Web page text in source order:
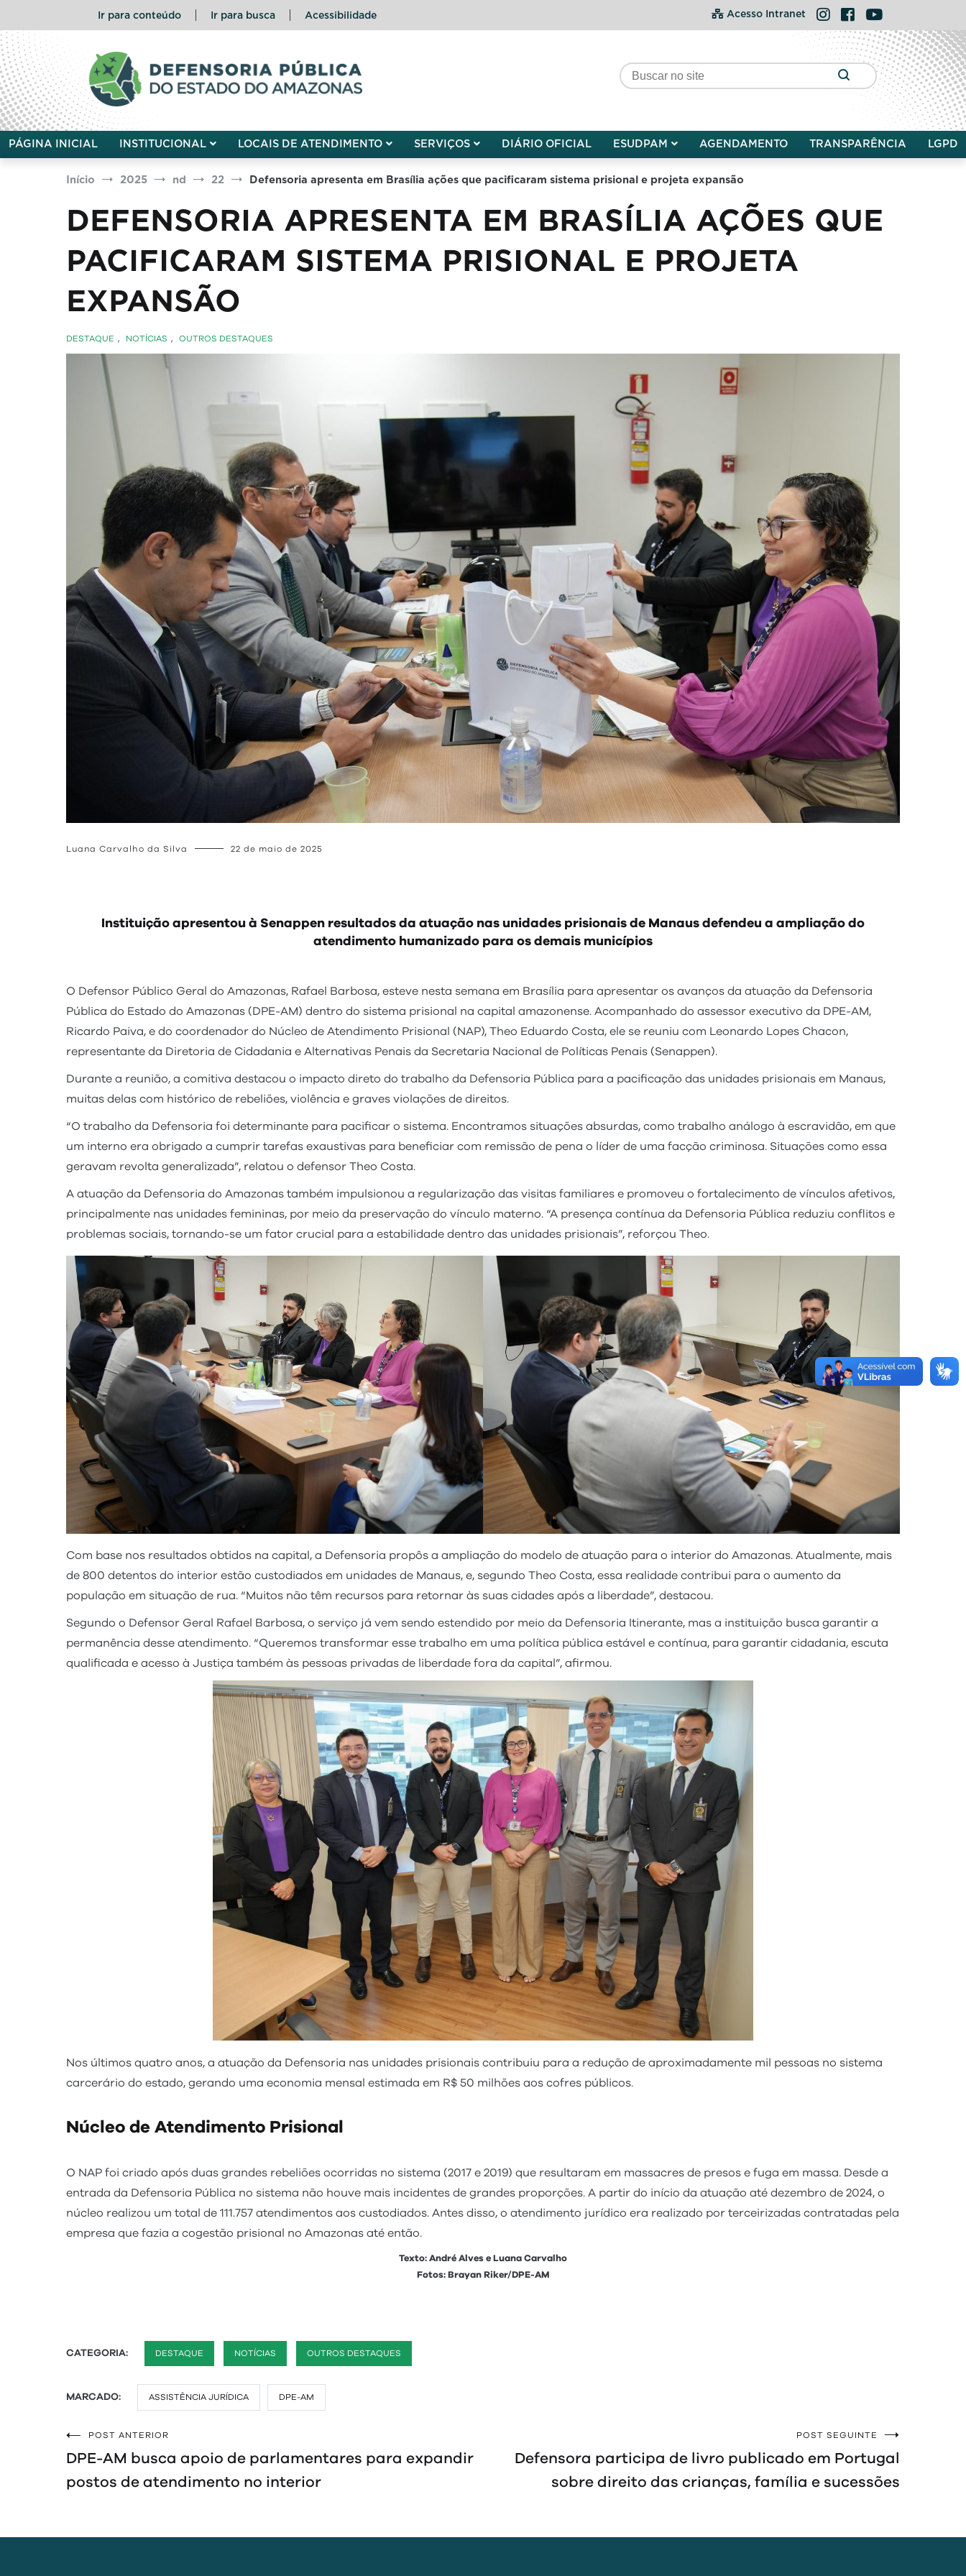
o
conteúdo
Ir para conteúdo Ir para busca Acessibilidade Acesso Intranet Instagram
FacebookYouTube
Defensoria Pública do Estado do Amazonas
PÁGINA INICIAL INSTITUCIONAL LOCAIS DE ATENDIMENTO SERVIÇOS DIÁRIO OFICIAL ESUDPAM AGENDAMENTO TRANSPARÊNCIA LGPD
Início 2025 nd 22 Defensoria apresenta em Brasília ações que pacificaram sistema prisional e projeta expansão
DEFENSORIA APRESENTA EM BRASÍLIA AÇÕES QUE
PACIFICARAM SISTEMA PRISIONAL E PROJETA
EXPANSÃO
DESTAQUE , NOTÍCIAS , OUTROS DESTAQUES
Luana Carvalho da Silva 22 de maio de 2025
Instituição apresentou à Senappen resultados da atuação nas unidades prisionais de Manaus defendeu a ampliação do
atendimento humanizado para os demais municípios
O Defensor Público Geral do Amazonas, Rafael Barbosa, esteve nesta semana em Brasília para apresentar os avanços da atuação da Defensoria
Pública do Estado do Amazonas (DPE-AM) dentro do sistema prisional na capital amazonense. Acompanhado do assessor executivo da DPE-AM,
Ricardo Paiva, e do coordenador do Núcleo de Atendimento Prisional (NAP), Theo Eduardo Costa, ele se reuniu com Leonardo Lopes Chacon,
representante da Diretoria de Cidadania e Alternativas Penais da Secretaria Nacional de Políticas Penais (Senappen).
Durante a reunião, a comitiva destacou o impacto direto do trabalho da Defensoria Pública para a pacificação das unidades prisionais em Manaus,
muitas delas com histórico de rebeliões, violência e graves violações de direitos.
“O trabalho da Defensoria foi determinante para pacificar o sistema. Encontramos situações absurdas, como trabalho análogo à escravidão, em que
um interno era obrigado a cumprir tarefas exaustivas para beneficiar com remissão de pena o líder de uma facção criminosa. Situações como essa
geravam revolta generalizada”, relatou o defensor Theo Costa.
A atuação da Defensoria do Amazonas também impulsionou a regularização das visitas familiares e promoveu o fortalecimento de vínculos afetivos,
principalmente nas unidades femininas, por meio da preservação do vínculo materno. “A presença contínua da Defensoria Pública reduziu conflitos e
problemas sociais, tornando-se um fator crucial para a estabilidade dentro das unidades prisionais”, reforçou Theo.
Com base nos resultados obtidos na capital, a Defensoria propôs a ampliação do modelo de atuação para o interior do Amazonas. Atualmente, mais
de 800 detentos do interior estão custodiados em unidades de Manaus, e, segundo Theo Costa, essa realidade contribui para o aumento da
população em situação de rua. “Muitos não têm recursos para retornar às suas cidades após a liberdade”, destacou.
Segundo o Defensor Geral Rafael Barbosa, o serviço já vem sendo estendido por meio da Defensoria Itinerante, mas a instituição busca garantir a
permanência desse atendimento. “Queremos transformar esse trabalho em uma política pública estável e contínua, para garantir cidadania, escuta
qualificada e acesso à Justiça também às pessoas privadas de liberdade fora da capital”, afirmou.
Nos últimos quatro anos, a atuação da Defensoria nas unidades prisionais contribuiu para a redução de aproximadamente mil pessoas no sistema
carcerário do estado, gerando uma economia mensal estimada em R$ 50 milhões aos cofres públicos.
Núcleo de Atendimento Prisional
O NAP foi criado após duas grandes rebeliões ocorridas no sistema (2017 e 2019) que resultaram em massacres de presos e fuga em massa. Desde a
entrada da Defensoria Pública no sistema não houve mais incidentes de grandes proporções. A partir do início da atuação até dezembro de 2024, o
núcleo realizou um total de 111.757 atendimentos aos custodiados. Antes disso, o atendimento jurídico era realizado por terceirizadas contratadas pela
empresa que fazia a cogestão prisional no Amazonas até então.
Texto: André Alves e Luana Carvalho
Fotos: Brayan Riker/DPE-AM
CATEGORIA: DESTAQUE NOTÍCIAS OUTROS DESTAQUES
MARCADO: ASSISTÊNCIA JURÍDICA DPE-AM
Navegação
de
POST ANTERIOR
DPE-AM busca apoio de parlamentares para expandir
postos de atendimento no interior
POST SEGUINTE
Defensora participa de livro publicado em Portugal
sobre direito das crianças, família e sucessões